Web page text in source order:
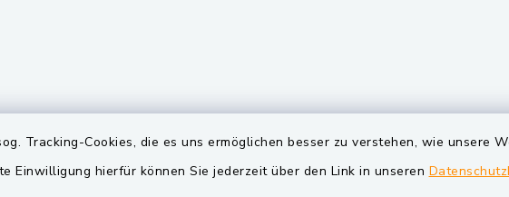
Tracking-Cookies, die es uns ermöglichen besser zu verstehen, wie unsere
Einwilligung hierfür können Sie jederzeit über den Link in unseren
Quicklinks